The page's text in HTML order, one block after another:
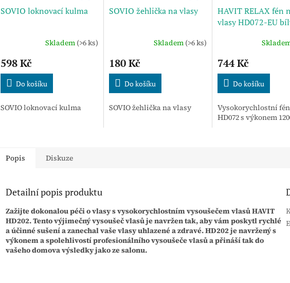
SOVIO loknovací kulma
Skladem (>6 ks)
598 Kč
Do košíku
SOVIO loknovací kulma
SOVIO žehlička na vlasy
Skladem (>6 ks)
180 Kč
Do košíku
SOVIO žehlička na vlasy
HAVIT RELAX fén
vlasy HD072-EU
744 Kč
Do košíku
Vysokorychlostní
HD072 s výkonem
Popis Diskuze
Detailní popis produktu
Zažijte dokonalou péči o vlasy s vysokorychlostním vysoušečem vlasů HAVIT
HD202. Tento výjimečný vysoušeč vlasů je navržen tak, aby vám poskytl rychlé
a účinné sušení a zanechal vaše vlasy uhlazené a zdravé. HD202 je navržený s
výkonem a spolehlivostí profesionálního vysoušeče vlasů a přináší tak do
vašeho domova výsledky jako ze salonu.